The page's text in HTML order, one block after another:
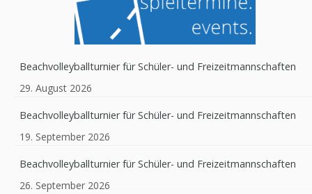
Beachvolleyballturnier für Schüler- und Freizeitmannschaften
29. August 2026
Beachvolleyballturnier für Schüler- und Freizeitmannschaften
19. September 2026
Beachvolleyballturnier für Schüler- und Freizeitmannschaften
26. September 2026